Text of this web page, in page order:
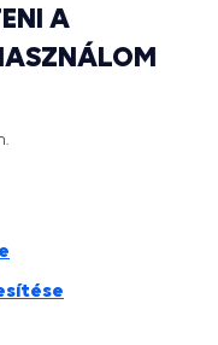
A